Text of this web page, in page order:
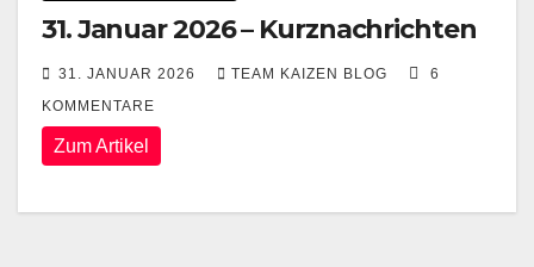
31. Januar 2026 – Kurznachrichten
31. JANUAR 2026 TEAM KAIZEN BLOG
6
KOMMENTARE
Zum Artikel